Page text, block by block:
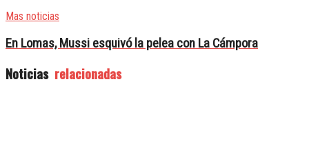
Mas noticias
En Lomas, Mussi esquivó la pelea con La Cámpora
Noticias relacionadas